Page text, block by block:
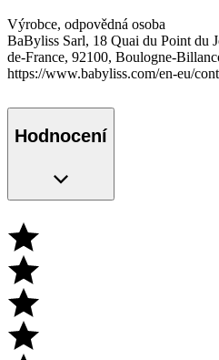
Výrobce, odpovědná osoba
BaByliss Sarl, 18 Quai du Point du
de-France, 92100, Boulogne-
https://www.babyliss.com/en-eu/
Hodnocení